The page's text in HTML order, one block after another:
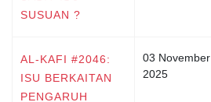
SUSUAN ?
AL-KAFI #2046:
ISU BERKAITAN
PENGARUH
03 November
2025